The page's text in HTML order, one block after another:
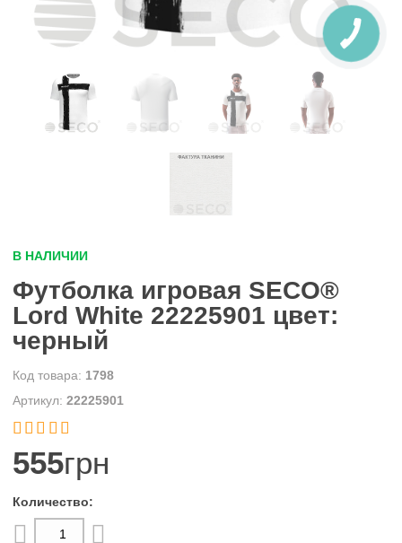
В НАЛИЧИИ
Футболка игровая SECO®
Lord White 22225901 цвет:
черный
1798
22225901


555грн